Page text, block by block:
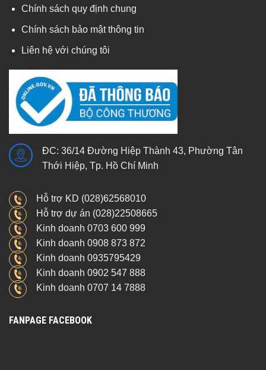
Chính sách quy định chung
Chính sách bảo mật thông tin
Liên hệ với chúng tôi
ĐC: 36/14 Đường Hiệp Thành 43, Phường Tân
Thới Hiệp, Tp. Hồ Chí Minh
Hỗ trợ KD (028)62568010
Hỗ trợ dự án (028)22508665
Kinh doanh 0703 600 999
Kinh doanh 0908 873 872
Kinh doanh 0935795429
Kinh doanh 0902 547 888
Kinh doanh 0707 14 7888
FANPAGE FACEBOOK